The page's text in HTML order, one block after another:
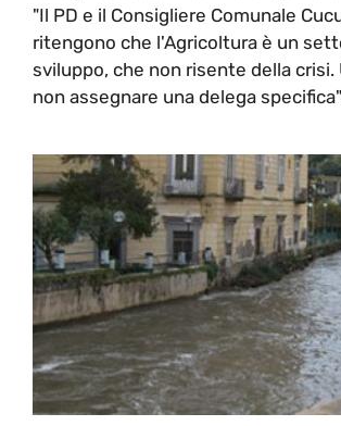
"Il PD e il Consigliere Comunale
ritengono che l'Agricoltura è un
sviluppo, che non risente della crisi.
non assegnare una delega